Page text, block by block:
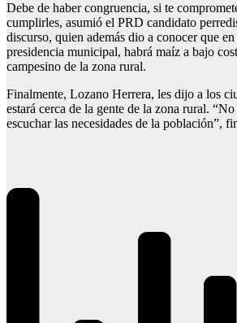
Debe de haber congruencia, si te
cumplirles, asumió el PRD candidato
discurso, quien además dio a conocer que
presidencia municipal, habrá maíz a bajo
campesino de la zona rural.
Finalmente, Lozano Herrera, les dijo a los
estará cerca de la gente de la zona rural.
escuchar las necesidades de la población”,